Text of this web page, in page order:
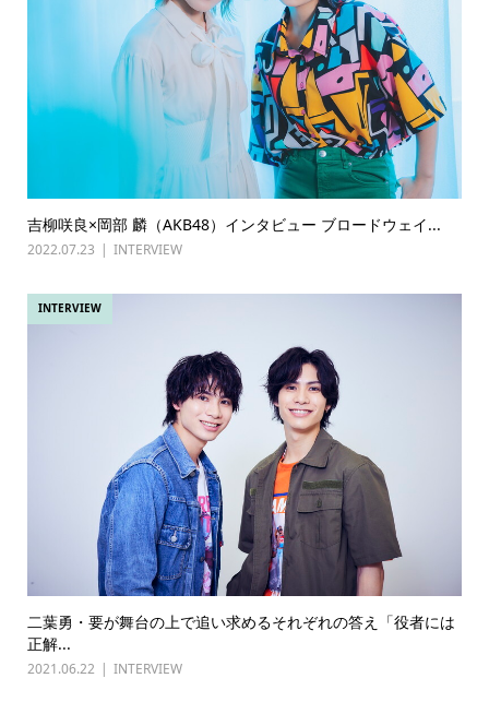
吉柳咲良×岡部 麟（AKB48）インタビュー ブロードウェイ...
2022.07.23 INTERVIEW
INTERVIEW
二葉勇・要が舞台の上で追い求めるそれぞれの答え「役者には
正解...
2021.06.22 INTERVIEW